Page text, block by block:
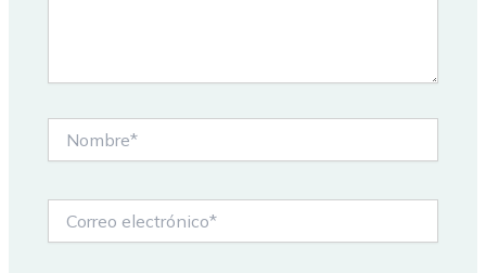
electrónico*